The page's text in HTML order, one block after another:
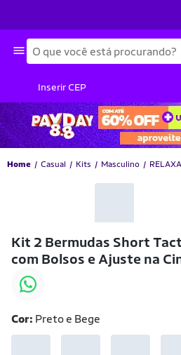
Busca
Inserir CEP
Home Casual Kits Masculino
Kit 2 Bermudas Short
com Bolsos e Ajuste na
-36% OFF
Cor: Preto e Bege